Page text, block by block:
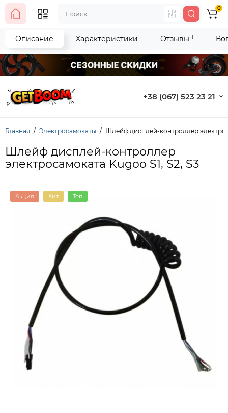
+38 (067) 523 23 21
0
Главная Электросамокаты Шлейф дисплей-контроллер
Шлейф дисплей-контроллер
электросамоката Kugoo S1, S2, S3
Акция Хит Топ
Описание Характеристики Отзывы 1